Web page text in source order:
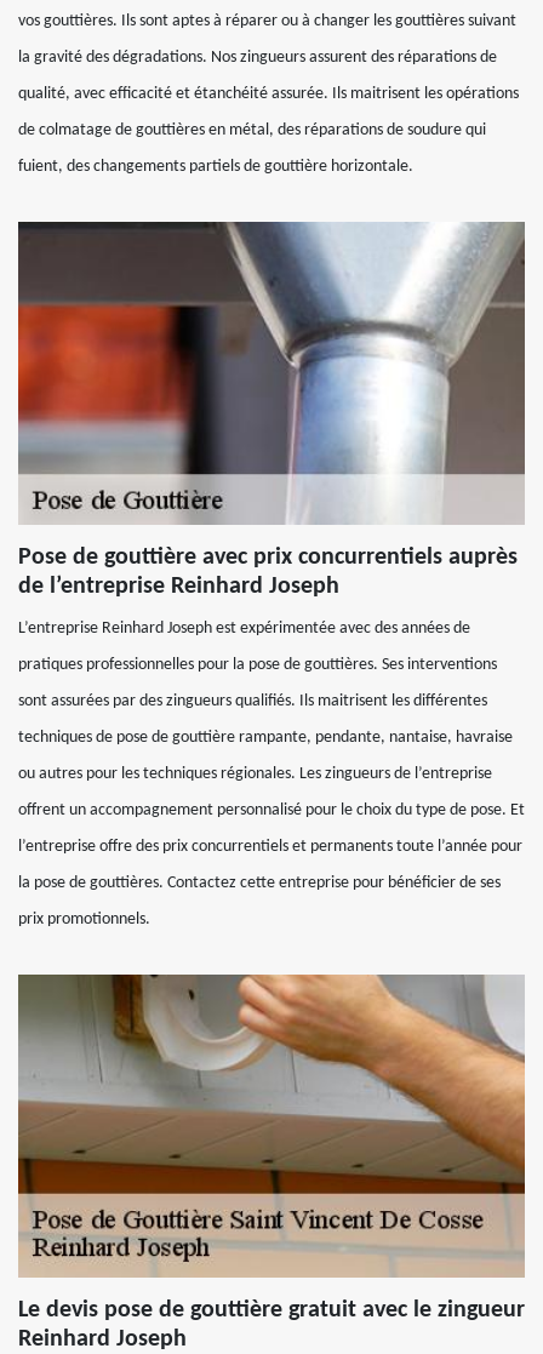
vos gouttières. Ils sont aptes à réparer ou à changer les gouttières suivant
la gravité des dégradations. Nos zingueurs assurent des réparations de
qualité, avec efficacité et étanchéité assurée. Ils maitrisent les opérations
de colmatage de gouttières en métal, des réparations de soudure qui
fuient, des changements partiels de gouttière horizontale.
Pose de gouttière avec prix concurrentiels auprès
de l’entreprise Reinhard Joseph
L’entreprise Reinhard Joseph est expérimentée avec des années de
pratiques professionnelles pour la pose de gouttières. Ses interventions
sont assurées par des zingueurs qualifiés. Ils maitrisent les différentes
techniques de pose de gouttière rampante, pendante, nantaise, havraise
ou autres pour les techniques régionales. Les zingueurs de l’entreprise
offrent un accompagnement personnalisé pour le choix du type de pose. Et
l’entreprise offre des prix concurrentiels et permanents toute l’année pour
la pose de gouttières. Contactez cette entreprise pour bénéficier de ses
prix promotionnels.
Le devis pose de gouttière gratuit avec le zingueur
Reinhard Joseph